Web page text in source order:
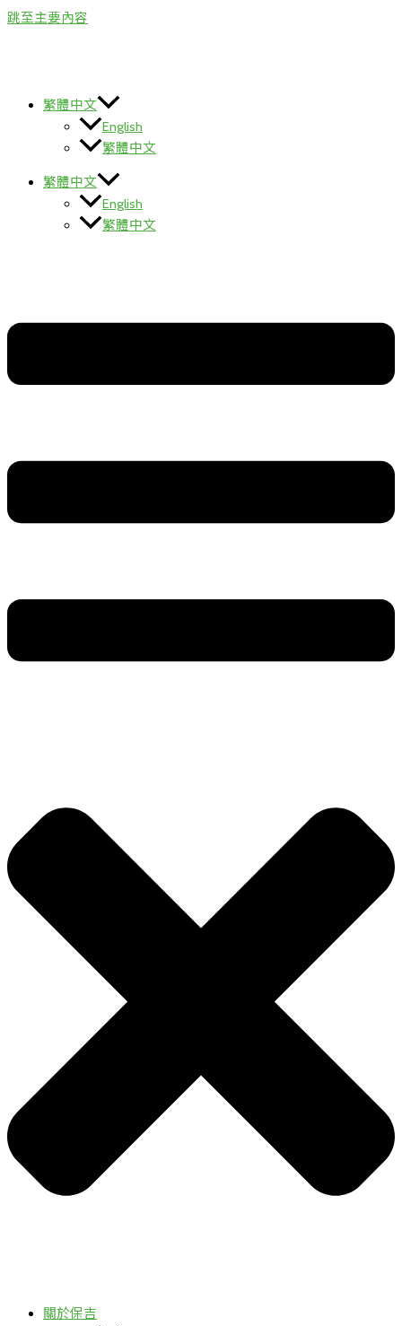
跳至主要內容
繁體中文
English
繁體中文
繁體中文
English
繁體中文
關於保吉